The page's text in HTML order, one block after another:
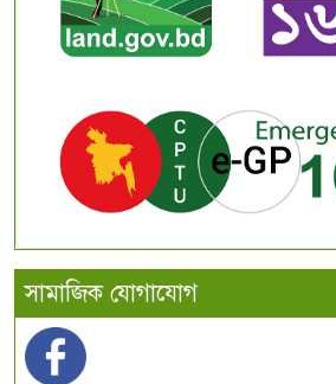
সামাজিক যোগাযোগ